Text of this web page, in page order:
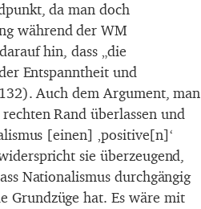
da man doch
während der WM
hin, dass „die
Entspanntheit und
Auch dem Argument, man
Rand überlassen und
[einen] ‚positive[n]‘
sie überzeugend,
Nationalismus durchgängig
Grundzüge hat. Es wäre mit